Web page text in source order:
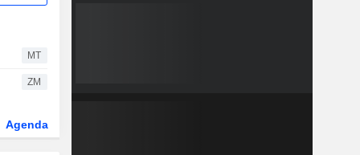
MT
ZM
Agenda